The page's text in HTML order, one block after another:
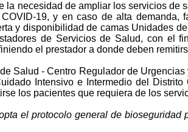
la necesidad de ampliar los servicios
19, y en caso de alta demanda,
y disponibilidad de camas Unidades
de Servicios de Salud, con el
el prestador a donde deben
Salud - Centro Regulador de
Intensivo e Intermedio del
los pacientes que requiera de los
el protocolo general de